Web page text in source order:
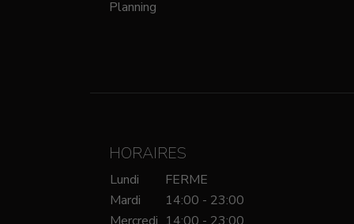
Planning
HORAIRES
Lundi
FERME
Mardi
14:00 - 23:00